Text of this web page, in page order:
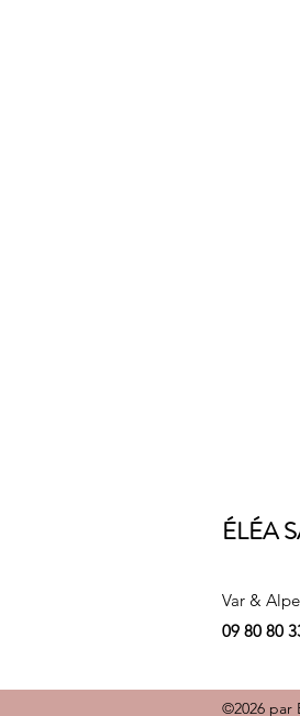
ÉLÉA
Var &
09 80 80
©2026 par